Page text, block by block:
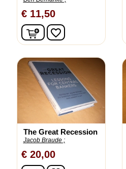
€ 11,50
In winkelwagen
favorite_border
The Great Recession
Jacob Braude ;
€ 20,00